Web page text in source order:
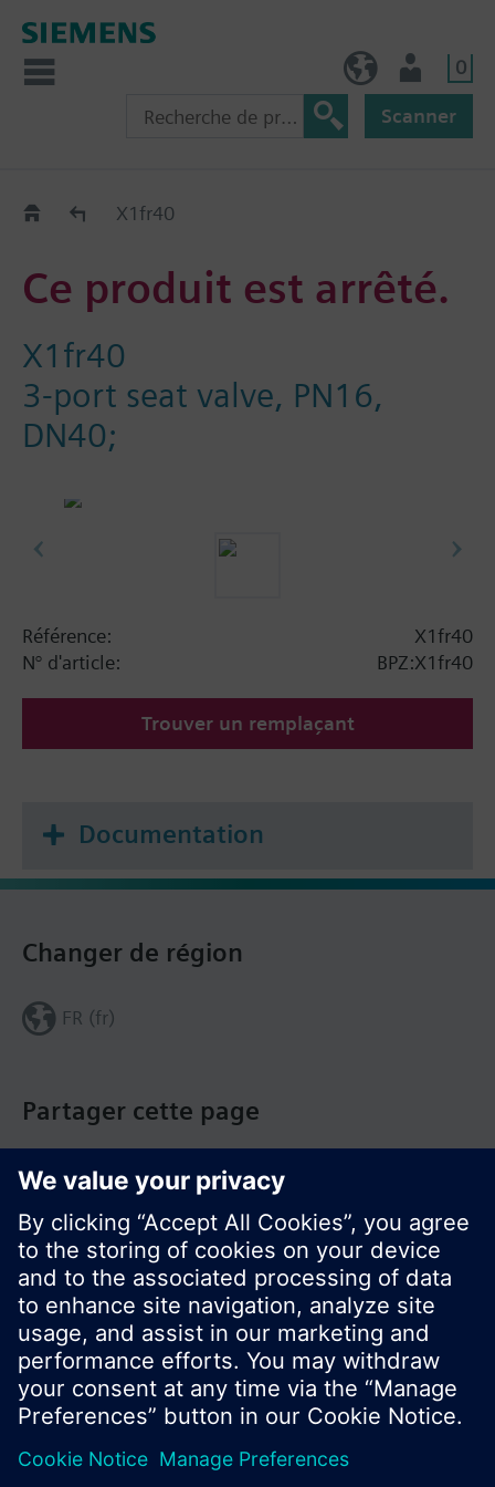
0
Scanner
Old2NewX1fr40
Ce produit est arrêté.
X1fr40
3-port seat valve, PN16,
DN40;
Référence:
X1fr40
N° d'article:
BPZ:X1fr40
Trouver un remplaçant
Documentation
Partager cette page
Changer de région
FR (fr)
© Siemens Switzerland Ltd. Building Technologies
Group - 2016
Le portefeuille des produits peut varier en